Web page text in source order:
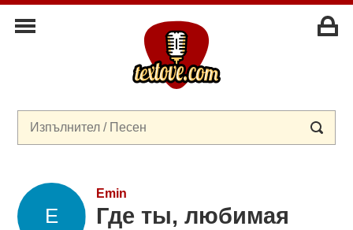
Emin
Где ты, любимая